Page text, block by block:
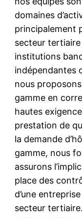
domaines
principalement
secteur tertiaire
institutions
indépendantes
nous
gamme en
hautes
prestation de
la demande
gamme, nous
assurons
place des
d’une
secteur